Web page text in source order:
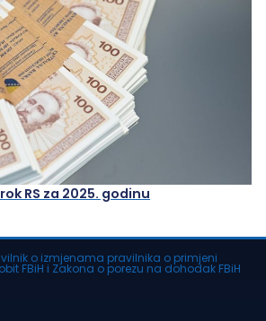
RS za 2025. godinu
o izmjenama pravilnika o primjeni
FBiH i Zakona o porezu na dohodak FBiH